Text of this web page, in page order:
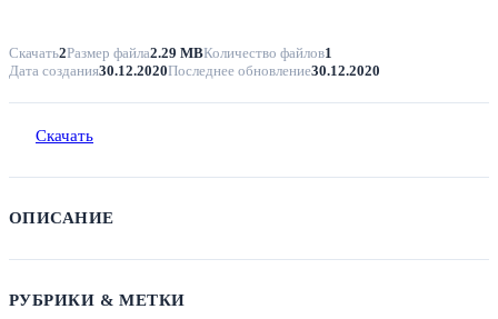
Скачать2Размер файла2.29 MBКоличество файлов1
Дата создания30.12.2020Последнее обновление30.12.2020
Скачать
ОПИСАНИЕ
РУБРИКИ & МЕТКИ